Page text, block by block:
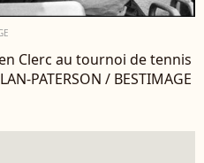
Clerc au tournoi de tennis
PATERSON / BESTIMAGE